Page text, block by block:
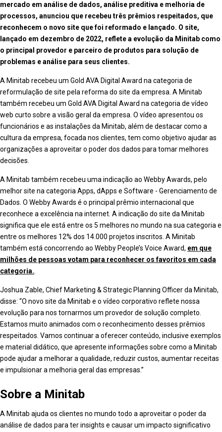
mercado em análise de dados, análise preditiva e melhoria de
processos, anunciou que recebeu três prêmios respeitados, que
reconhecem o novo site que foi reformado e lançado. O site,
lançado em dezembro de 2022, reflete a evolução da Minitab como
o principal provedor e parceiro de produtos para solução de
problemas e análise para seus clientes.
A Minitab recebeu um Gold AVA Digital Award na categoria de
reformulação de site pela reforma do site da empresa. A Minitab
também recebeu um Gold AVA Digital Award na categoria de vídeo
web curto sobre a visão geral da empresa. O vídeo apresentou os
funcionários e as instalações da Minitab, além de destacar como a
cultura da empresa, focada nos clientes, tem como objetivo ajudar as
organizações a aproveitar o poder dos dados para tomar melhores
decisões.
A Minitab também recebeu uma indicação ao Webby Awards, pelo
melhor site na categoria Apps, dApps e Software - Gerenciamento de
Dados. O Webby Awards é o principal prêmio internacional que
reconhece a excelência na internet. A indicação do site da Minitab
significa que ele está entre os 5 melhores no mundo na sua categoria e
entre os melhores 12% dos 14.000 projetos inscritos. A Minitab
também está concorrendo ao Webby People’s Voice Award, em que
milhões de pessoas votam para reconhecer os favoritos em cada
categoria.
Joshua Zable, Chief Marketing & Strategic Planning Officer da Minitab,
disse: “O novo site da Minitab e o vídeo corporativo reflete nossa
evolução para nos tornarmos um provedor de solução completo.
Estamos muito animados com o reconhecimento desses prêmios
respeitados. Vamos continuar a oferecer conteúdo, inclusive exemplos
e material didático, que apresente informações sobre como a Minitab
pode ajudar a melhorar a qualidade, reduzir custos, aumentar receitas
e impulsionar a melhoria geral das empresas.”
Sobre a Minitab
A Minitab ajuda os clientes no mundo todo a aproveitar o poder da
análise de dados para ter insights e causar um impacto significativo